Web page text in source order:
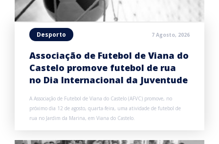
Desporto 7 Agosto, 2026
Associação de Futebol de Viana do
Castelo promove futebol de rua
no Dia Internacional da Juventude
A Associação de Futebol de Viana do Castelo (AFVC) promove, no
próximo dia 12 de agosto, quarta-feira, uma atividade de futebol de
rua no Jardim da Marina, em Viana do Castelo.